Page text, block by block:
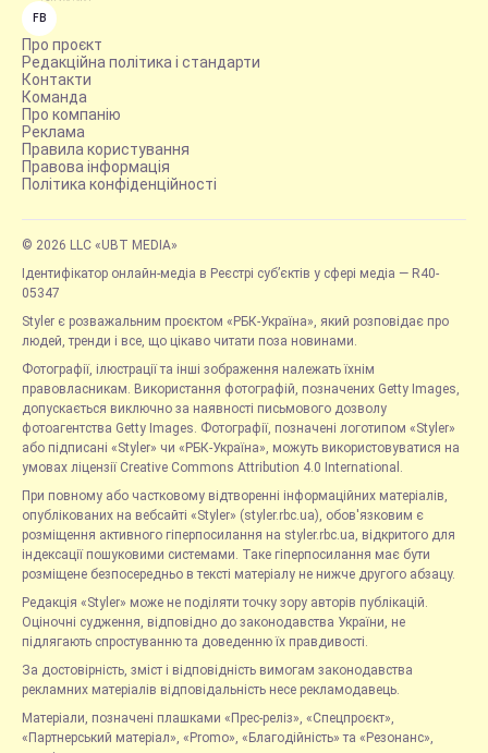
FB
Про проєкт
Редакційна політика і стандарти
Контакти
Команда
Про компанію
Реклама
Правила користування
Правова інформація
Політика конфіденційності
© 2026 LLC «UBT MEDIA»
Ідентифікатор онлайн-медіа в Реєстрі суб’єктів у сфері медіа — R40-
05347
Styler є розважальним проєктом «РБК-Україна», який розповідає про
людей, тренди і все, що цікаво читати поза новинами.
Фотографії, ілюстрації та інші зображення належать їхнім
правовласникам. Використання фотографій, позначених Getty Images,
допускається виключно за наявності письмового дозволу
фотоагентства Getty Images. Фотографії, позначені логотипом «Styler»
або підписані «Styler» чи «РБК-Україна», можуть використовуватися на
умовах ліцензії Creative Commons Attribution 4.0 International.
При повному або частковому відтворенні інформаційних матеріалів,
опублікованих на вебсайті «Styler» (styler.rbc.ua), обов'язковим є
розміщення активного гіперпосилання на styler.rbc.ua, відкритого для
індексації пошуковими системами. Таке гіперпосилання має бути
розміщене безпосередньо в тексті матеріалу не нижче другого абзацу.
Редакція «Styler» може не поділяти точку зору авторів публікацій.
Оціночні судження, відповідно до законодавства України, не
підлягають спростуванню та доведенню їх правдивості.
За достовірність, зміст і відповідність вимогам законодавства
рекламних матеріалів відповідальність несе рекламодавець.
Матеріали, позначені плашками «Прес-реліз», «Спецпроєкт»,
«Партнерський матеріал», «Promo», «Благодійність» та «Резонанс»,